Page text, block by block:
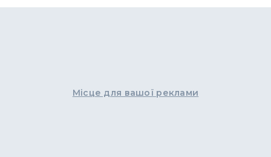
Місце для вашої реклами